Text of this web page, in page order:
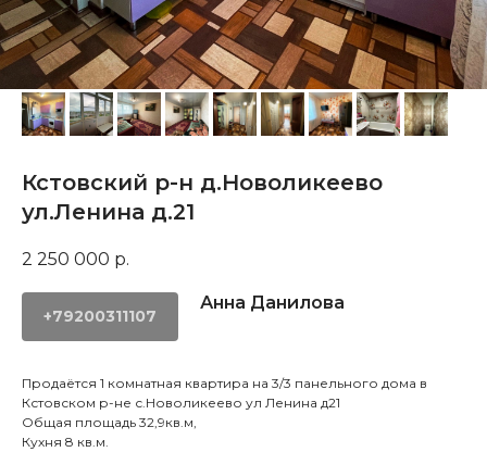
Кстовский р-н д.Новоликеево
ул.Ленина д.21
2 250 000 р.
+79200311107
Анна Данилова
Продаётся 1 комнатная квартира на 3/3 панельного дома в
Кстовском р-не с.Новоликеево ул Ленина д21
Общая площадь 32,9кв.м,
Кухня 8 кв.м.